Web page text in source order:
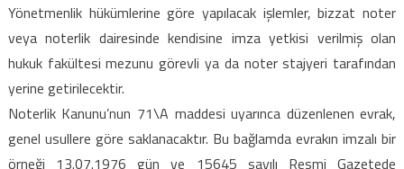
Yönetmenlik hükümlerine göre yapılacak işlemler, bizzat noter
veya noterlik dairesinde kendisine imza yetkisi verilmiş olan
hukuk fakültesi mezunu görevli ya da noter stajyeri tarafından
yerine getirilecektir.
Noterlik Kanunu’nun 71\A maddesi uyarınca düzenlenen evrak,
genel usullere göre saklanacaktır. Bu bağlamda evrakın imzalı bir
örneği 13.07.1976 gün ve 15645 sayılı Resmi Gazetede